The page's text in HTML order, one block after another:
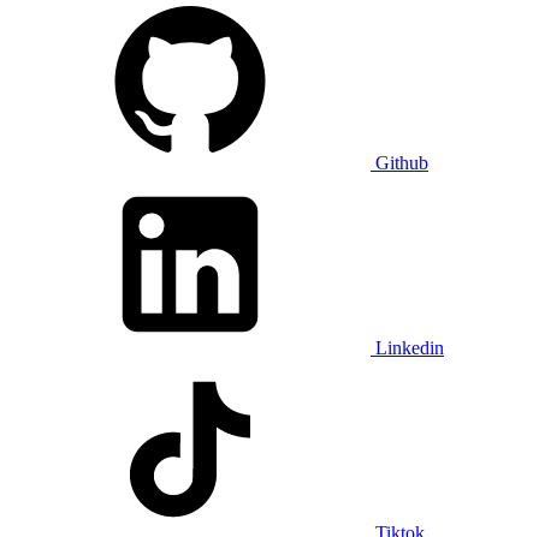
Github
Linkedin
Tiktok